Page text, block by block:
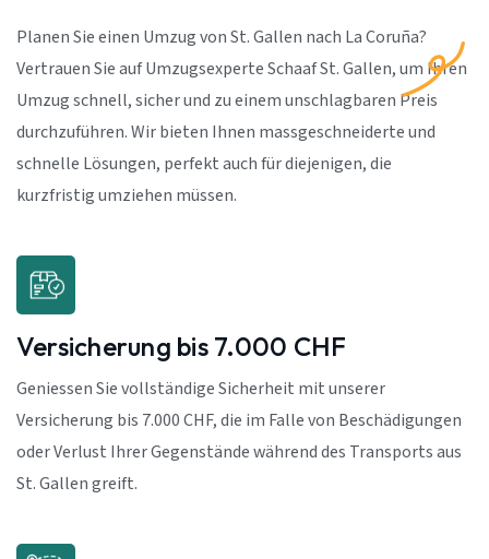
Planen Sie einen Umzug von St. Gallen nach La Coruña?
Vertrauen Sie auf Umzugsexperte Schaaf St. Gallen, um Ihren
Umzug schnell, sicher und zu einem unschlagbaren Preis
durchzuführen. Wir bieten Ihnen massgeschneiderte und
schnelle Lösungen, perfekt auch für diejenigen, die
kurzfristig umziehen müssen.
Versicherung bis 7.000 CHF
Geniessen Sie vollständige Sicherheit mit unserer
Versicherung bis 7.000 CHF, die im Falle von Beschädigungen
oder Verlust Ihrer Gegenstände während des Transports aus
St. Gallen greift.